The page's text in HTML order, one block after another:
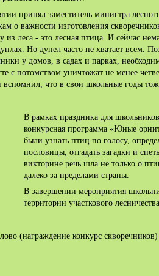
принял заместитель министра
о важности изготовления
из леса - это лесная птица. И сейчас
Но дупел часто не хватает всем.
у домов, в садах и парках,
с потомством уничтожат не менее
что в свои школьные годы
В рамках праздника для
конкурсная программа «Юные
были узнать птиц по голосу,
пословицы, отгадать загадки и
викторине речь шла не только о
далеко за пределами страны.
В завершении мероприятия
территории участкового
(награждение конкурс скворечников)